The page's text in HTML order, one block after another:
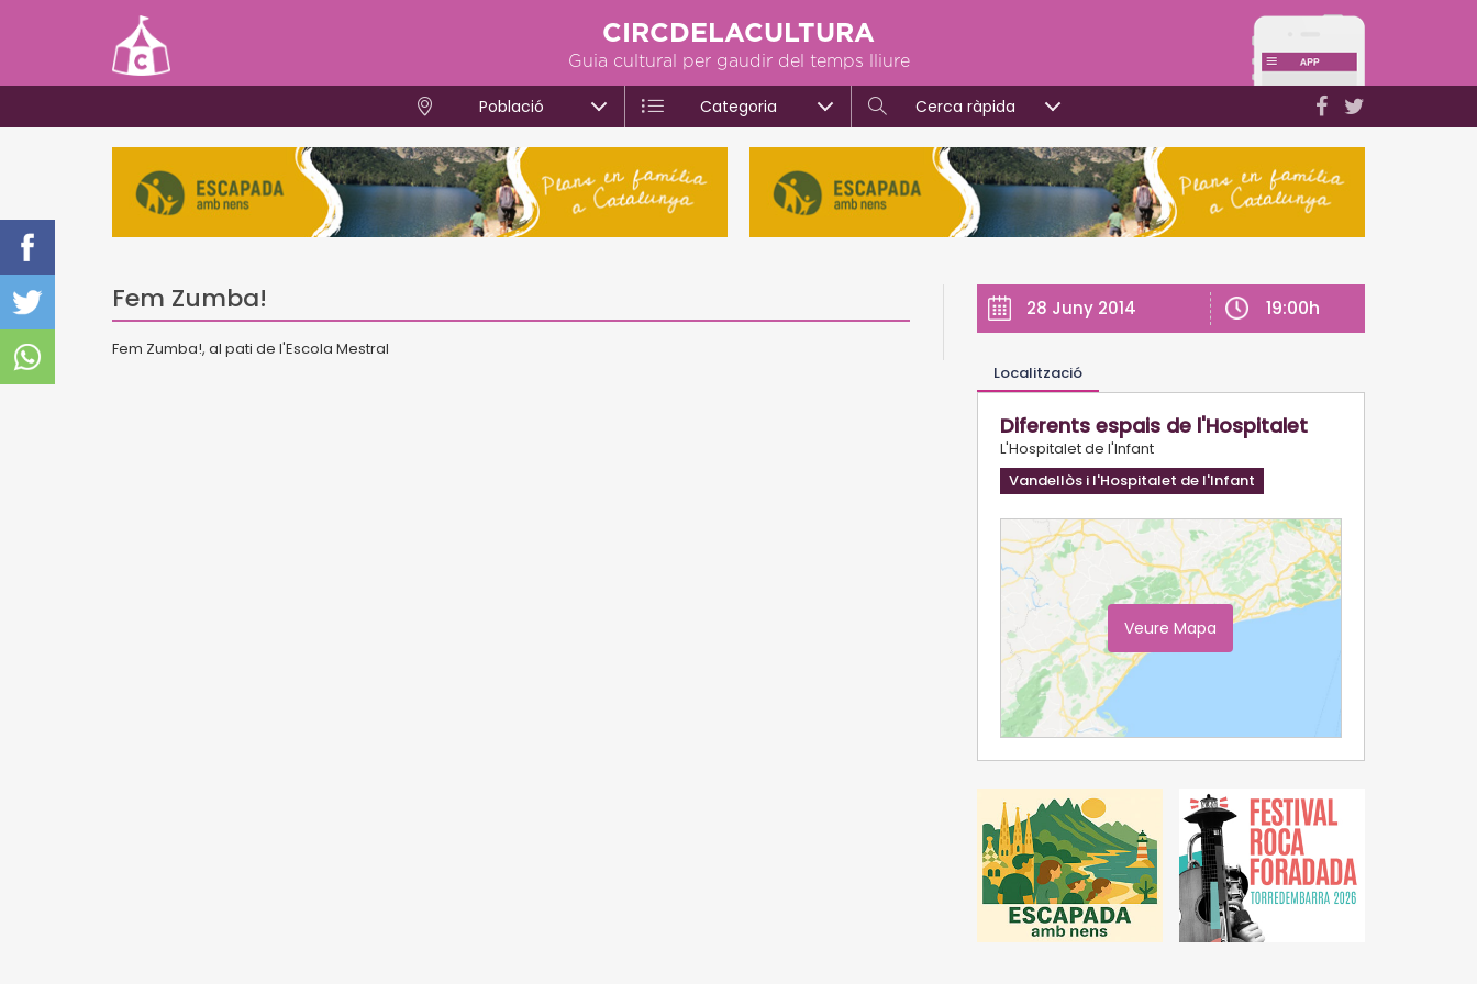
CIRCDELACULTURA
Guia cultural per gaudir del temps lliure
Població Categoria Cerca ràpida
Fem Zumba!
Fem Zumba!, al pati de l'Escola Mestral
28 Juny 2014 19:00h
Localització
Diferents espais de l'Hospitalet
L'Hospitalet de l'Infant
Vandellòs i l'Hospitalet de l'Infant
Veure Mapa